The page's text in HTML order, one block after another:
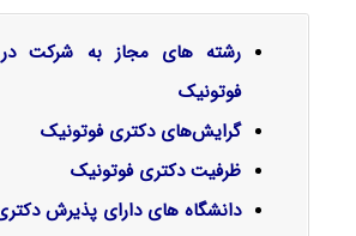
رشته های مجاز به شرکت
فوتونیک
گرایش‌های دکتری فوتونیک
ظرفیت دکتری فوتونیک
دانشگاه های دارای پذیرش